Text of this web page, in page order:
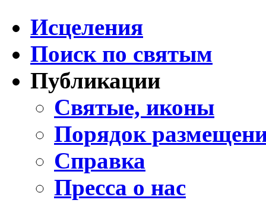
Исцеления
Поиск по святым
Публикации
Святые, иконы
Порядок
Справка
Пресса о нас